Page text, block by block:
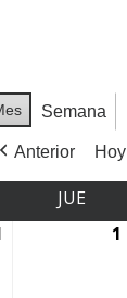
Semana
Anterior Hoy
JUE
1